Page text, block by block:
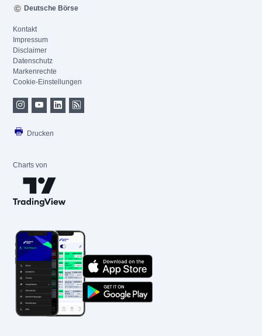
Deutsche Börse
Kontakt
Impressum
Disclaimer
Datenschutz
Markenrechte
Cookie-Einstellungen
Drucken
Charts von